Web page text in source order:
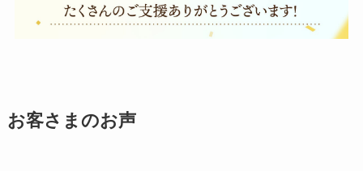
お客さまのお声